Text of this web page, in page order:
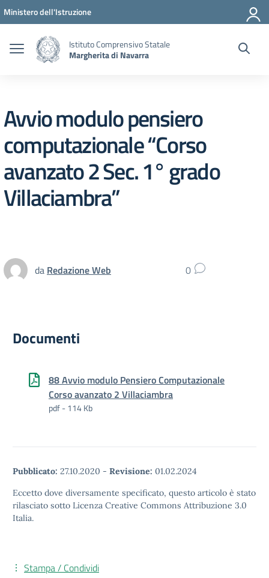
Vai ai contenuti
Vai al menu di navigazione
Vai al footer
Ministero dell'Istruzione
Istituto Comprensivo Statale
Margherita di Navarra
Avvio modulo pensiero
computazionale “Corso
avanzato 2 Sec. 1° grado
Villaciambra”
da Redazione Web 0
Documenti
88 Avvio modulo Pensiero Computazionale
Corso avanzato 2 Villaciambra
pdf - 114 Kb
Pubblicato: 27.10.2020 - Revisione: 01.02.2024
Eccetto dove diversamente specificato, questo articolo è stato
rilasciato sotto Licenza Creative Commons Attribuzione 3.0
Italia.
Stampa / Condividi